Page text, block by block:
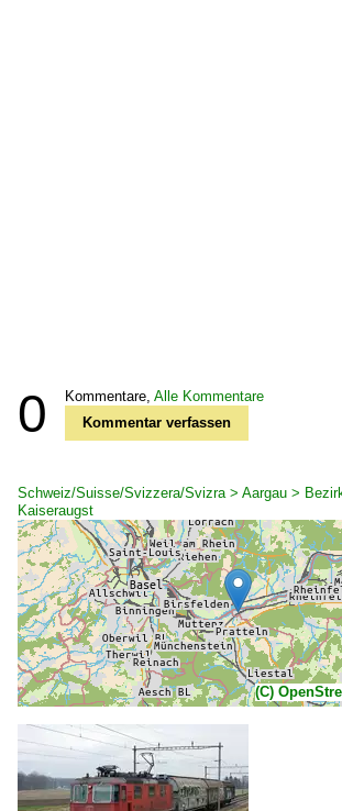
0 Kommentare, Alle Kommentare
Kommentar verfassen
Schweiz/Suisse/Svizzera/Svizra > Aargau >
Kaiseraugst
(C)